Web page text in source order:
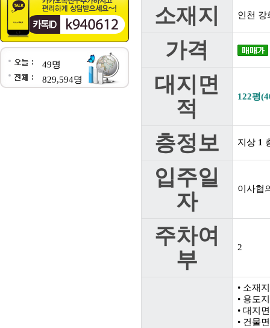
49명
829,594명
소재지 인천 강
가격
대지면
적
122평
층정보 지상 1
입주일
자
이사협
주차여
부
2
• 소재
• 용도
• 대지
• 건물